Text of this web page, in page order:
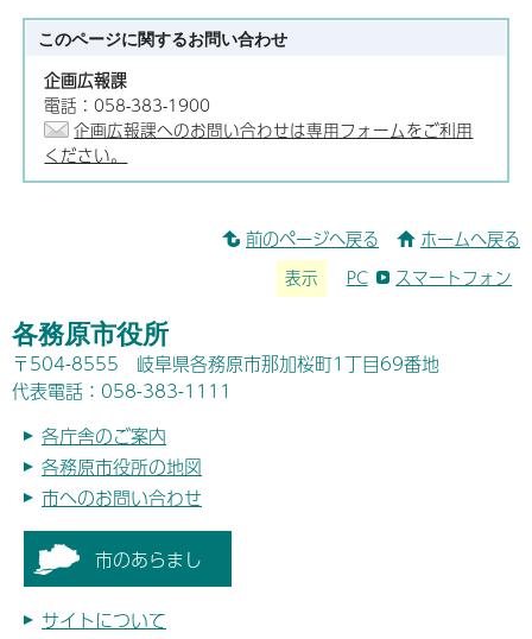
このページに関するお問い合わせ
企画広報課
電話：058-383-1900
企画広報課へのお問い合わせは専用フォームをご利用
ください。
前のページへ戻る ホームへ戻る
表示 PC スマートフォン
各務原市役所
〒504-8555 岐阜県各務原市那加桜町1丁目69番地
代表電話：058-383-1111
各庁舎のご案内
各務原市役所の地図
市へのお問い合わせ
市のあらまし
サイトについて